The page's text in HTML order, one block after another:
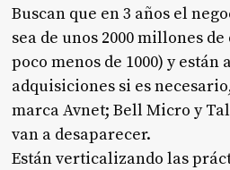
Buscan que en 3 años el
sea de unos 2000 millones
poco menos de 1000) y están
adquisiciones si es
marca Avnet; Bell Micro y
van a desaparecer.
Están verticalizando las